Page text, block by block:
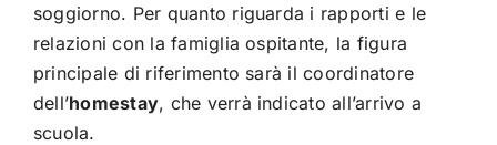
soggiorno. Per quanto riguarda i rapporti e le
relazioni con la famiglia ospitante, la figura
principale di riferimento sarà il coordinatore
dell’homestay, che verrà indicato all’arrivo a
scuola.